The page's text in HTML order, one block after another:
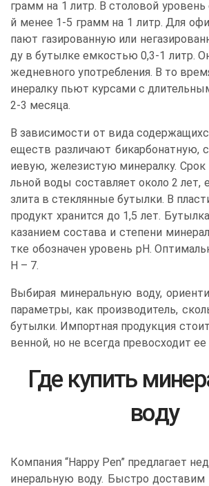
грамм на 1 литр. В столовой
й менее 1-5 грамм на 1 литр. Для
пают газированную или
ду в бутылке емкостью 0,3-1 литр.
жедневного употребления. В то
инералку пьют курсами с
2-3 месяца.
В зависимости от вида
еществ различают бикарбонатную,
иевую, железистую минералку. Срок
льной воды составляет около 2 лет,
злита в стеклянные бутылки. В
продукт хранится до 1,5 лет.
казанием состава и степени
тке обозначен уровень pH.
H – 7.
Выбирая минеральную воду,
параметры, как производитель,
бутылки. Импортная продукция
венной, но не всегда превосходит ее
Где купить
воду
Компания “Happy Pen” предлагает
инеральную воду. Быстро доставим